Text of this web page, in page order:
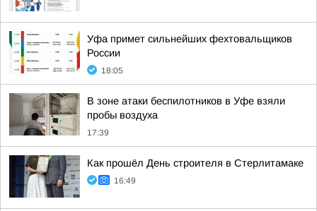
Уфа примет сильнейших фехтовальщиков
России
18:05
В зоне атаки беспилотников в Уфе взяли
пробы воздуха
17:39
Как прошёл День строителя в Стерлитамаке
16:49